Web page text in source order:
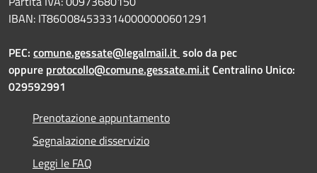
IBAN: IT86O0845333140000000601291
PEC: comune.gessate@legalmail.it solo da pec
oppure protocollo@comune.gessate.mi.itCentralino Unico:
029592991
Prenotazione appuntamento
Segnalazione disservizio
Leggi le FAQ